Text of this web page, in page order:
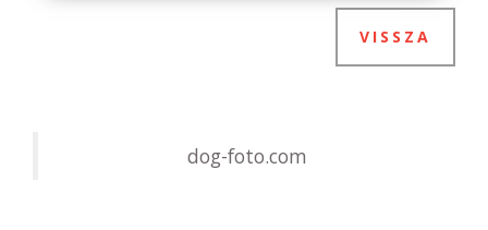
VISSZA
dog-foto.com